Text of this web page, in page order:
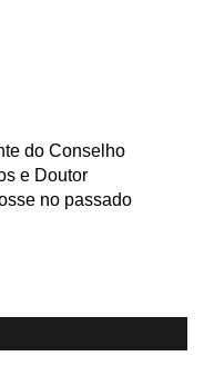
do Conselho
e Doutor
no passado